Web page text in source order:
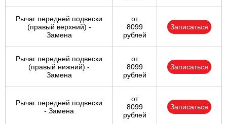
Рычаг передней подвески
(правый верхний) -
Замена
от
8099
рублей
Записаться
Рычаг передней подвески
(правый нижний) -
Замена
от
8099
рублей
Записаться
Рычаг передней подвески
- Замена
от
8099
рублей
Записаться